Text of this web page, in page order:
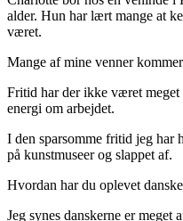
alder. Hun har lært mange at
været.
Mange af mine venner
Fritid har der ikke været meget
energi om arbejdet.
I den sparsomme fritid jeg har
på kunstmuseer og slappet af.
Hvordan har du oplevet
Jeg synes danskerne er meget